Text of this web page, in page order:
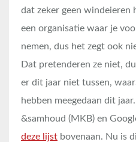
dat zeker geen windeieren
een organisatie waar je
nemen, dus het zegt ook
Dat pretenderen ze niet,
er dit jaar niet tussen,
hebben meegedaan dit
&samhoud (MKB) en
deze lijst bovenaan. Nu is